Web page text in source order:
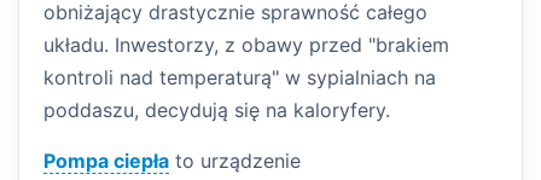
obniżający drastycznie sprawność całego
układu. Inwestorzy, z obawy przed "brakiem
kontroli nad temperaturą" w sypialniach na
poddaszu, decydują się na kaloryfery.
Pompa ciepła to urządzenie